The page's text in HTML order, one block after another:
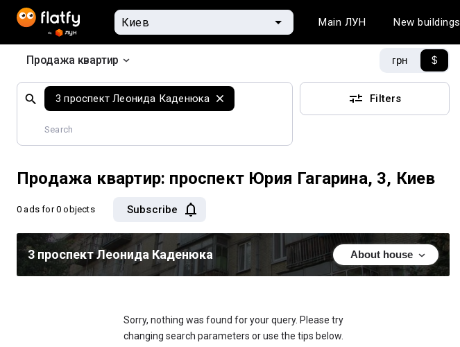
Main ЛУН New buildings
Продажа квартир грн $
Search
by
features
3 проспект Леонида Каденюка Filters
Продажа квартир: проспект Юрия Гагарина, 3, Киев
0 ads for 0 objects Subscribe
3 проспект Леонида Каденюка About house
Sorry, nothing was found for your query. Please try
changing search parameters or use the tips below.